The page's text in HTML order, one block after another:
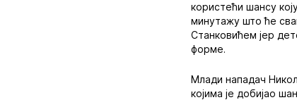
користећи шансу
минутажу што ће
Станковићем јер
форме.
Млади нападач
којима је добијао